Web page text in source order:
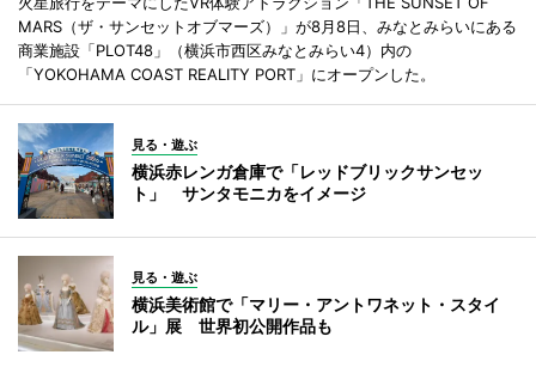
MARS（ザ・サンセットオブマーズ）」が8月8日、みなとみらいにある
商業施設「PLOT48」（横浜市西区みなとみらい4）内の
「YOKOHAMA COAST REALITY PORT」にオープンした。
見る・遊ぶ
横浜赤レンガ倉庫で「レッドブリックサンセッ
ト」 サンタモニカをイメージ
見る・遊ぶ
横浜美術館で「マリー・アントワネット・スタイ
ル」展 世界初公開作品も